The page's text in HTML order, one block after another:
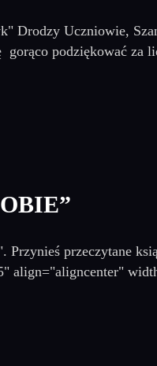
Drodzy Uczniowie,
podziękować za
Przynieś przeczytane
align="aligncenter"